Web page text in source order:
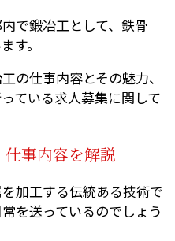
で鍛冶工として、鉄骨
す。
の仕事内容とその魅力、
ている求人募集に関して
事内容を解説
加工する伝統ある技術で
を送っているのでしょう